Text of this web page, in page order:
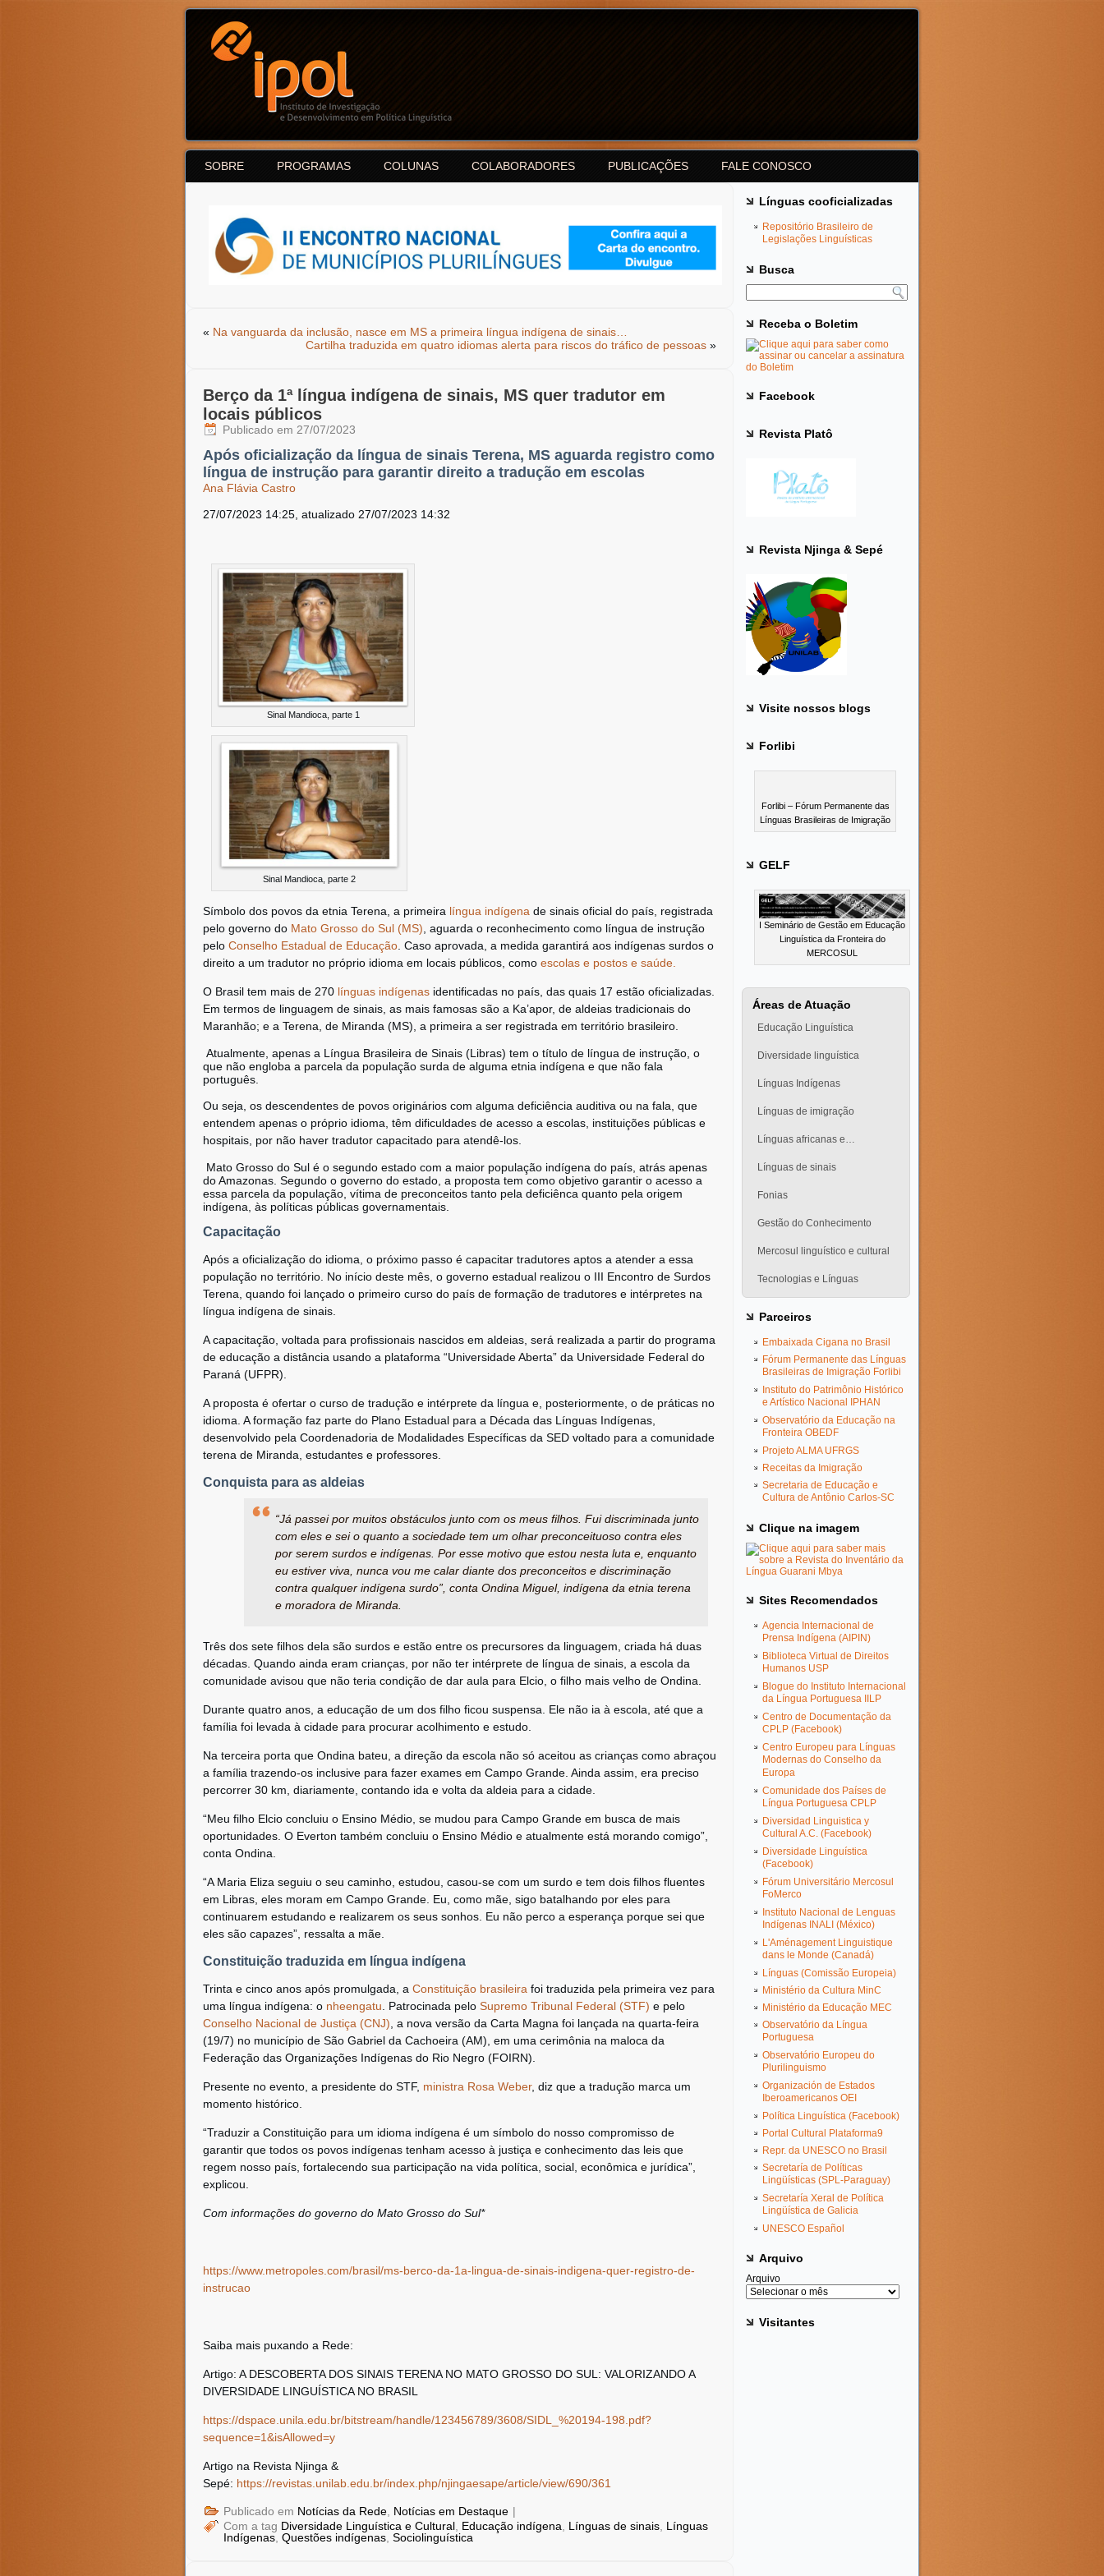
SOBRE PROGRAMAS COLUNAS COLABORADORES PUBLICAÇÕES FALE CONOSCO
« Na vanguarda da inclusão, nasce em MS a primeira língua indígena de sinais…
Cartilha traduzida em quatro idiomas alerta para riscos do tráfico de pessoas »
Berço da 1ª língua indígena de sinais, MS quer tradutor em
locais públicos
Publicado em 27/07/2023
Após oficialização da língua de sinais Terena, MS aguarda registro como
língua de instrução para garantir direito a tradução em escolas
Ana Flávia Castro
27/07/2023 14:25, atualizado 27/07/2023 14:32
Sinal Mandioca, parte 1
Sinal Mandioca, parte 2
Símbolo dos povos da etnia Terena, a primeira língua indígena de sinais oficial do país, registrada
pelo governo do Mato Grosso do Sul (MS) , aguarda o reconhecimento como língua de instrução
pelo Conselho Estadual de Educação . Caso aprovada, a medida garantirá aos indígenas surdos o
direito a um tradutor no próprio idioma em locais públicos, como escolas e postos e saúde.
O Brasil tem mais de 270 línguas indígenas identificadas no país, das quais 17 estão oficializadas.
Em termos de linguagem de sinais, as mais famosas são a Ka’apor, de aldeias tradicionais do
Maranhão; e a Terena, de Miranda (MS), a primeira a ser registrada em território brasileiro.
Atualmente, apenas a Língua Brasileira de Sinais (Libras) tem o título de língua de instrução, o
que não engloba a parcela da população surda de alguma etnia indígena e que não fala
português.
Ou seja, os descendentes de povos originários com alguma deficiência auditiva ou na fala, que
entendem apenas o próprio idioma, têm dificuldades de acesso a escolas, instituições públicas e
hospitais, por não haver tradutor capacitado para atendê-los.
Mato Grosso do Sul é o segundo estado com a maior população indígena do país, atrás apenas
do Amazonas. Segundo o governo do estado, a proposta tem como objetivo garantir o acesso a
essa parcela da população, vítima de preconceitos tanto pela deficiênca quanto pela origem
indígena, às políticas públicas governamentais.
Capacitação
Após a oficialização do idioma, o próximo passo é capacitar tradutores aptos a atender a essa
população no território. No início deste mês, o governo estadual realizou o III Encontro de Surdos
Terena, quando foi lançado o primeiro curso do país de formação de tradutores e intérpretes na
língua indígena de sinais.
A capacitação, voltada para profissionais nascidos em aldeias, será realizada a partir do programa
de educação a distância usando a plataforma “Universidade Aberta” da Universidade Federal do
Paraná (UFPR).
A proposta é ofertar o curso de tradução e intérprete da língua e, posteriormente, o de práticas no
idioma. A formação faz parte do Plano Estadual para a Década das Línguas Indígenas,
desenvolvido pela Coordenadoria de Modalidades Específicas da SED voltado para a comunidade
terena de Miranda, estudantes e professores.
Conquista para as aldeias
“Já passei por muitos obstáculos junto com os meus filhos. Fui discriminada junto
com eles e sei o quanto a sociedade tem um olhar preconceituoso contra eles
por serem surdos e indígenas. Por esse motivo que estou nesta luta e, enquanto
eu estiver viva, nunca vou me calar diante dos preconceitos e discriminação
contra qualquer indígena surdo”, conta Ondina Miguel, indígena da etnia terena
e moradora de Miranda.
Três dos sete filhos dela são surdos e estão entre os precursores da linguagem, criada há duas
décadas. Quando ainda eram crianças, por não ter intérprete de língua de sinais, a escola da
comunidade avisou que não teria condição de dar aula para Elcio, o filho mais velho de Ondina.
Durante quatro anos, a educação de um dos filho ficou suspensa. Ele não ia à escola, até que a
família foi levada à cidade para procurar acolhimento e estudo.
Na terceira porta que Ondina bateu, a direção da escola não só aceitou as crianças como abraçou
a família trazendo-os inclusive para fazer exames em Campo Grande. Ainda assim, era preciso
percorrer 30 km, diariamente, contando ida e volta da aldeia para a cidade.
“Meu filho Elcio concluiu o Ensino Médio, se mudou para Campo Grande em busca de mais
oportunidades. O Everton também concluiu o Ensino Médio e atualmente está morando comigo”,
conta Ondina.
“A Maria Eliza seguiu o seu caminho, estudou, casou-se com um surdo e tem dois filhos fluentes
em Libras, eles moram em Campo Grande. Eu, como mãe, sigo batalhando por eles para
continuarem estudando e realizarem os seus sonhos. Eu não perco a esperança porque sei que
eles são capazes”, ressalta a mãe.
Constituição traduzida em língua indígena
Trinta e cinco anos após promulgada, a Constituição brasileira foi traduzida pela primeira vez para
uma língua indígena: o nheengatu . Patrocinada pelo Supremo Tribunal Federal (STF) e pelo
Conselho Nacional de Justiça (CNJ) , a nova versão da Carta Magna foi lançada na quarta-feira
(19/7) no município de São Gabriel da Cachoeira (AM), em uma cerimônia na maloca da
Federação das Organizações Indígenas do Rio Negro (FOIRN).
Presente no evento, a presidente do STF, ministra Rosa Weber, diz que a tradução marca um
momento histórico.
“Traduzir a Constituição para um idioma indígena é um símbolo do nosso compromisso de
garantir que todos os povos indígenas tenham acesso à justiça e conhecimento das leis que
regem nosso país, fortalecendo sua participação na vida política, social, econômica e jurídica”,
explicou.
Com informações do governo do Mato Grosso do Sul*
https://www.metropoles.com/brasil/ms-berco-da-1a-lingua-de-sinais-indigena-quer-registro-de-
instrucao
Saiba mais puxando a Rede:
Artigo: A DESCOBERTA DOS SINAIS TERENA NO MATO GROSSO DO SUL: VALORIZANDO A
DIVERSIDADE LINGUÍSTICA NO BRASIL
https://dspace.unila.edu.br/bitstream/handle/123456789/3608/SIDL_%20194-198.pdf?
sequence=1&isAllowed=y
Artigo na Revista Njinga &
Sepé: https://revistas.unilab.edu.br/index.php/njingaesape/article/view/690/361
Publicado em Notícias da Rede Notícias em Destaque |
Com a tag Diversidade Linguística e Cultural Educação indígena Línguas de sinais Línguas
Indígenas Questões indígenas Sociolinguística
Línguas cooficializadas
Repositório Brasileiro de
Legislações Linguísticas
Busca
Receba o Boletim
Facebook
Revista Platô
Revista Njinga & Sepé
Visite nossos blogs
Forlibi
Forlibi – Fórum Permanente das
Línguas Brasileiras de Imigração
GELF
I Seminário de Gestão em Educação
Linguística da Fronteira do
MERCOSUL
Áreas de Atuação
Educação Linguística
Diversidade linguística
Línguas Indígenas
Línguas de imigração
Línguas africanas e…
Línguas de sinais
Fonias
Gestão do Conhecimento
Mercosul linguístico e cultural
Tecnologias e Línguas
Parceiros
Embaixada Cigana no Brasil
Fórum Permanente das Línguas
Brasileiras de Imigração Forlibi
Instituto do Patrimônio Histórico
e Artístico Nacional IPHAN
Observatório da Educação na
Fronteira OBEDF
Projeto ALMA UFRGS
Receitas da Imigração
Secretaria de Educação e
Cultura de Antônio Carlos-SC
Clique na imagem
Sites Recomendados
Agencia Internacional de
Prensa Indígena (AIPIN)
Biblioteca Virtual de Direitos
Humanos USP
Blogue do Instituto Internacional
da Língua Portuguesa IILP
Centro de Documentação da
CPLP (Facebook)
Centro Europeu para Línguas
Modernas do Conselho da
Europa
Comunidade dos Países de
Língua Portuguesa CPLP
Diversidad Linguistica y
Cultural A.C. (Facebook)
Diversidade Linguística
(Facebook)
Fórum Universitário Mercosul
FoMerco
Instituto Nacional de Lenguas
Indígenas INALI (México)
L'Aménagement Linguistique
dans le Monde (Canadá)
Línguas (Comissão Europeia)
Ministério da Cultura MinC
Ministério da Educação MEC
Observatório da Língua
Portuguesa
Observatório Europeu do
Plurilinguismo
Organización de Estados
Iberoamericanos OEI
Política Linguística (Facebook)
Portal Cultural Plataforma9
Repr. da UNESCO no Brasil
Secretaría de Políticas
Lingüísticas (SPL-Paraguay)
Secretaría Xeral de Política
Lingüística de Galicia
UNESCO Español
Arquivo
Arquivo
Visitantes